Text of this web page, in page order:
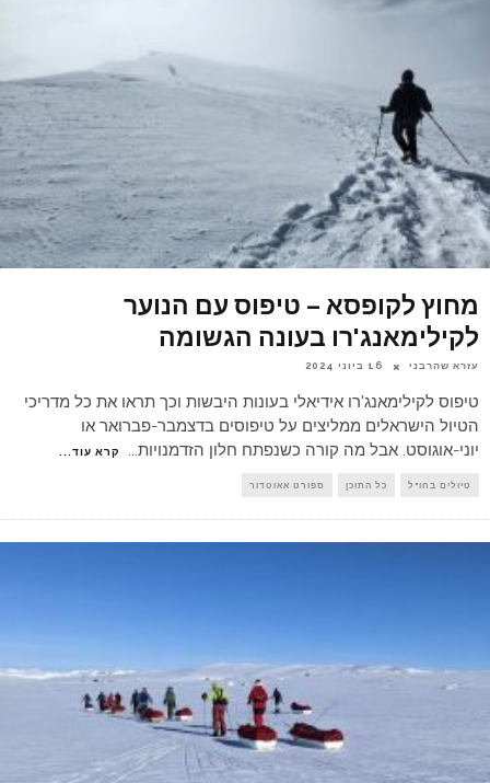
מחוץ לקופסא – טיפוס עם הנוער
לקילימאנג'רו בעונה הגשומה
עזרא שהרבני 16 ביוני 2024
טיפוס לקילימאנג'רו אידיאלי בעונות היבשות וכך תראו את כל מדריכי
הטיול הישראלים ממליצים על טיפוסים בדצמבר-פברואר או
יוני-אוגוסט. אבל מה קורה כשנפתח חלון הזדמנויות... קרא עוד...
טיולים בחו"ל כל התוכן ספורט אאוטדור